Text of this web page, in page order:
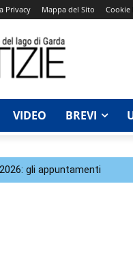
Privacy Mappa del Sito Cookie
VIDEO BREVI
gli appuntamenti